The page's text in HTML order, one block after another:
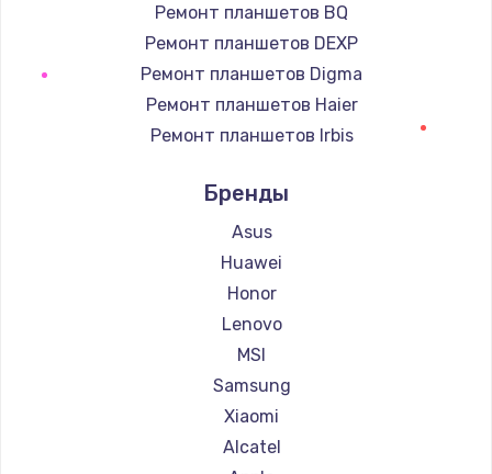
Замена HDMI
495 руб.
Заказать
Ремонт планшетов BQ
Ремонт планшетов DEXP
Ремонт планшетов Digma
Ремонт планшетов Haier
Ремонт планшетов Irbis
Ремонт планшетов Microsoft
Ремонт планшетов BlackView
Ремонт планшетов Amazon
Ремонт планшетов Aquarius
Ремонт планшетов Philips
Ремонт планшетов Dell
Ремонт планшетов HP
Ремонт планшетов Getac
Ремонт планшетов ZTE
Бренды
Asus
Huawei
Honor
Lenovo
MSI
Samsung
Xiaomi
Alcatel